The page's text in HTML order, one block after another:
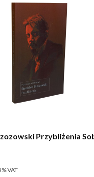
Przybliżenia
VAT
VAT